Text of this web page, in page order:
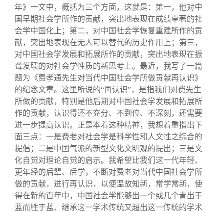
年》一文中，概括为三个方面，这就是：第一，他对中
国早期社会学所作的贡献，突出地表现在成绩卓著的社
会学中国化上；第二，对中国社会学恢复重建所作的贡
献，突出地表现在无人可以替代的历史作用上；第三，
对中国社会学发展和拓展所作的贡献，突出地表现在振
聋发聩的对社会学性质的新思考上。最近，我写了一篇
题为《费孝通先生对当代中国社会学所做贡献再认识》
的纪念文章。这里所说的“再认识”，是指我们对费先生
所做的贡献，特别是他后期对中国社会学发展和拓展所
作的贡献，认识得还不充分、不到位、不深刻，还需要
进一步提高认识。正是本着这种精神，我想着重指出下
面三点：一是费老对社会学是科学性和人文性之综合的
提倡；二是中国气派的新型文化文明观的提出；三是文
化自觉对理论自觉的启示。我希望比我们这一代年轻、
更年经的后辈、后学，不断对费老对当代中国社会学所
做的贡献，进行再认识，以便温故知新，常学常新，使
得在新的百年中，中国社会学能够出一个或几个青出于
蓝而胜于蓝、继承这一学术传统又超出这一传统的学术